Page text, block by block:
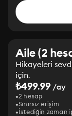
Aile (2
Hikayeleri
için.
₺499.99 /ay
2 hesap
Sınırsız erişim
İstediğin zaman